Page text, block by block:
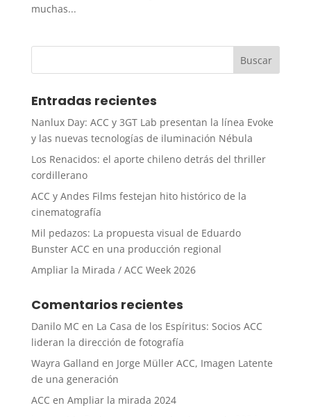
muchas...
Entradas recientes
Nanlux Day: ACC y 3GT Lab presentan la línea Evoke
y las nuevas tecnologías de iluminación Nébula
Los Renacidos: el aporte chileno detrás del thriller
cordillerano
ACC y Andes Films festejan hito histórico de la
cinematografía
Mil pedazos: La propuesta visual de Eduardo
Bunster ACC en una producción regional
Ampliar la Mirada / ACC Week 2026
Comentarios recientes
Danilo MC en La Casa de los Espíritus: Socios ACC
lideran la dirección de fotografía
Wayra Galland en Jorge Müller ACC, Imagen Latente
de una generación
ACC en Ampliar la mirada 2024